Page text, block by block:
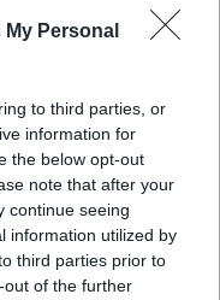
Personal
to third parties, or
information for
the below opt-out
note that after your
continue seeing
information utilized by
third parties prior to
of the further